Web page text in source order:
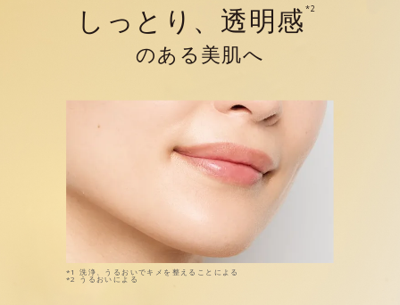
しっとり、透明感 *2
のある美肌へ
*1 洗浄、うるおいでキメを整えることによる
*2 うるおいによる